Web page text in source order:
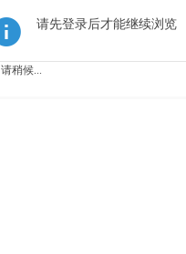
请先登录后才能继续浏览
请稍候...